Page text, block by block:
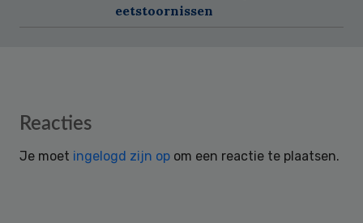
eetstoornissen
Reader
Reacties
Je moet ingelogd zijn op om een reactie te plaatsen.